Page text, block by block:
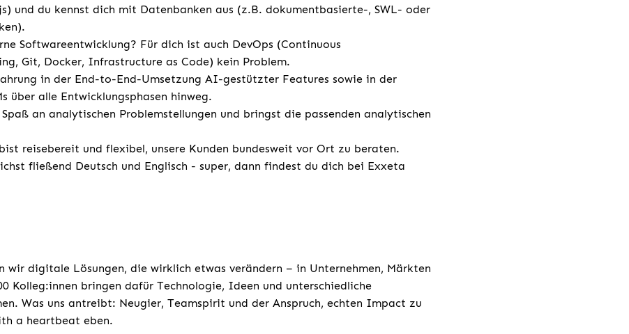
und du kennst dich mit Datenbanken aus (z.B. dokumentbasierte-, SWL- oder
Softwareentwicklung? Für dich ist auch DevOps (Continuous
Git, Docker, Infrastructure as Code) kein Problem.
in der End-to-End-Umsetzung AI-gestützter Features sowie in der
über alle Entwicklungsphasen hinweg.
an analytischen Problemstellungen und bringst die passenden analytischen
reisebereit und flexibel, unsere Kunden bundesweit vor Ort zu beraten.
fließend Deutsch und Englisch - super, dann findest du dich bei Exxeta
wir digitale Lösungen, die wirklich etwas verändern – in Unternehmen, Märkten
Kolleg:innen bringen dafür Technologie, Ideen und unterschiedliche
Was uns antreibt: Neugier, Teamspirit und der Anspruch, echten Impact zu
a heartbeat eben.